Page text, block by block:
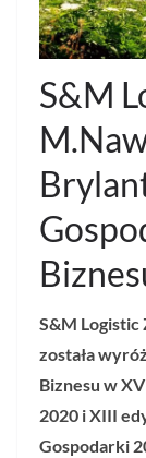
S&M
S&M Logistic
została
Biznesu w
2020 i XIII
Gospodarki